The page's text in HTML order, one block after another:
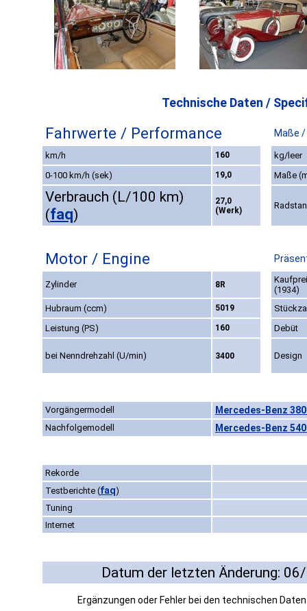
Technische Daten /
Fahrwerte / Performance Maße
km/h 160
kg/leer
0-100 km/h (sek)
19,0 Maße
Verbrauch (L/100 km)
(faq)
27,0
(Werk)
Motor / Engine
Zylinder 8R
(1934)
Hubraum (ccm)
5019
Leistung (PS)
160 Debüt
bei Nenndrehzahl (U/min) 3400 Design
Vorgängermodell Mercedes-Benz
Nachfolgemodell Mercedes-Benz
Rekorde
Testberichte (faq)
Tuning
Internet
Datum der letzten Änderung:
Ergänzungen oder Fehler bei den technischen